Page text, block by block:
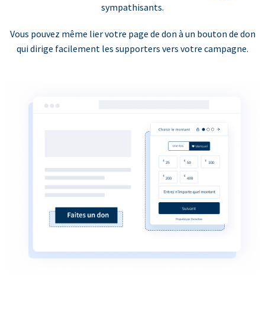
sympathisants.
Vous pouvez même lier votre page de don à un bouton de don
qui dirige facilement les supporters vers votre campagne.